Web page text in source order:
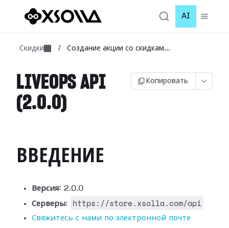
AI
Скидки / Создание акции со скидкам...
LIVEOPS API
(2.0.0)
Копировать
ВВЕДЕНИЕ
Версия: 2.0.0
Серверы: https://store.xsolla.com/api
Свяжитесь с нами по электронной почте